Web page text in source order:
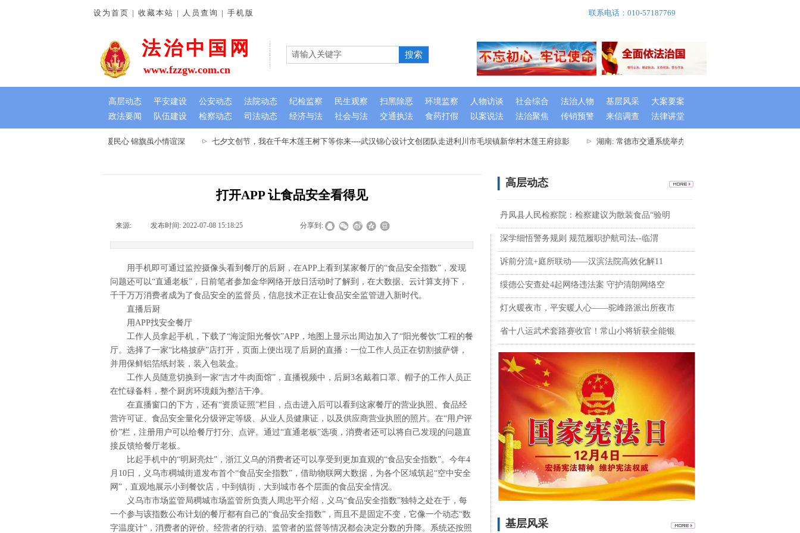
河南通许法院：排忧解难暖民心 锦旗虽小情谊深 七夕文创节，我在千年木莲王树下等你来----武汉锦心设计文创团队走进利川市毛坝镇新华村木莲王府掠影 湖南: 常德市交通系统举办出租车驾驶员创文专题培训班
法治中国网
政法要闻 队伍建设 检察动态 司法动态 经济与法 社会与法 交通执法 食药打假 以案说法 法治聚焦 传销预警 来信调查 法律讲堂
设为首页 | 收藏本站 | 人员查询 | 手机版 联系电话：010-57187769
搜索
www.fzzgw.com.cn
高层动态 平安建设 公安动态 法院动态 纪检监察 民生观察 扫黑除恶 环境监察 人物访谈 社会综合 法治人物 基层风采 大案要案
高层动态
打开APP 让食品安全看得见
来源: 发布时间: 2022-07-08 15:18:25 分享到:
用手机即可通过监控摄像头看到餐厅的后厨，在APP上看到某家餐厅的“食品安全指数”，发现
问题还可以“直通老板”，日前笔者参加金华网络开放日活动时了解到，在大数据、云计算支持下，
千千万万消费者成为了食品安全的监督员，信息技术正在让食品安全监管进入新时代。
直播后厨
用APP找安全餐厅
工作人员拿起手机，下载了“海淀阳光餐饮”APP，地图上显示出周边加入了“阳光餐饮”工程的餐
厅。选择了一家“比格披萨”店打开，页面上便出现了后厨的直播：一位工作人员正在切割披萨饼，
并用保鲜铝箔纸封装，装入包装盒。
工作人员随意切换到一家“吉才牛肉面馆”，直播视频中，后厨3名戴着口罩、帽子的工作人员正
在忙碌备料，整个厨房环境颇为整洁干净。
在直播窗口的下方，还有“资质证照”栏目，点击进入后可以看到这家餐厅的营业执照、食品经
营许可证、食品安全量化分级评定等级、从业人员健康证，以及供应商营业执照的照片。在“用户评
价”栏，注册用户可以给餐厅打分、点评。通过“直通老板”选项，消费者还可以将自己发现的问题直
接反馈给餐厅老板。
比起手机中的“明厨亮灶”，浙江义乌的消费者还可以享受到更加直观的“食品安全指数”。今年4
月10日，义乌市稠城街道发布首个“食品安全指数”，借助物联网大数据，为各个区域筑起“空中安全
网”，直观地展示小到餐饮店，中到镇街，大到城市各个层面的食品安全情况。
义乌市市场监管局稠城市场监管所负责人周忠平介绍，义乌“食品安全指数”独特之处在于，每
一个参与该指数公布计划的餐厅都有自己的“食品安全指数”，而且不是固定不变，它像一个动态“数
字温度计”，消费者的评价、经营者的行动、监管者的监督等情况都会决定分数的升降。系统还按照
丹凤县人民检察院：检察建议为散装食品“验明
深学细悟警务规则 规范履职护航司法--临渭
诉前分流+庭所联动——汉滨法院高效化解11
绥德公安查处4起网络违法案 守护清朗网络空
灯火暖夜市，平安暖人心——驼峰路派出所夜市
省十八运武术套路赛收官！常山小将斩获全能银
基层风采